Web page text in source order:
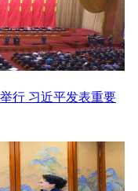
行 习近平发表重要